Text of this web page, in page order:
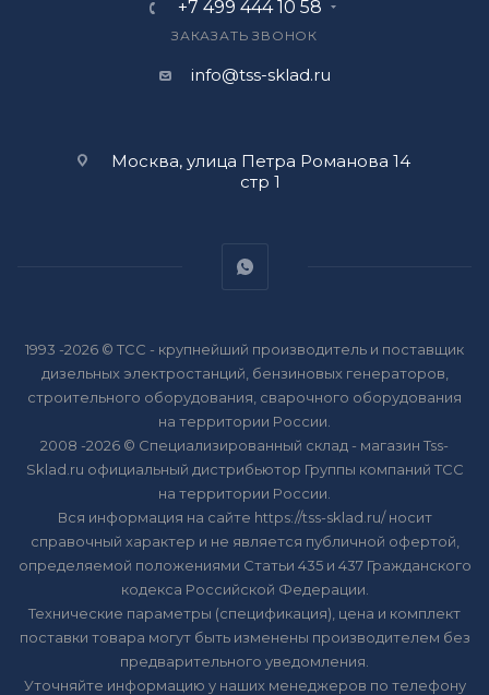
+7 499 444 10 58
ЗАКАЗАТЬ ЗВОНОК
info@tss-sklad.ru
Москва, улица Петра Романова 14
стр 1
1993 -2026 © ТСС - крупнейший производитель и поставщик
дизельных электростанций, бензиновых генераторов,
строительного оборудования, сварочного оборудования
на территории России.
2008 -2026 © Специализированный склад - магазин Tss-
Sklad.ru официальный дистрибьютор Группы компаний ТСС
на территории России.
Вся информация на сайте https://tss-sklad.ru/ носит
справочный характер и не является публичной офертой,
определяемой положениями Статьи 435 и 437 Гражданского
кодекса Российской Федерации.
Технические параметры (спецификация), цена и комплект
поставки товара могут быть изменены производителем без
предварительного уведомления.
Уточняйте информацию у наших менеджеров по телефону